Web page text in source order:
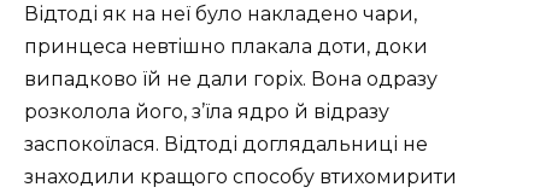
Відтоді як на неї було накладено чари,
принцеса невтішно плакала доти, доки
випадково їй не дали горіх. Вона одразу
розколола його, з’їла ядро й відразу
заспокоїлася. Відтоді доглядальниці не
знаходили кращого способу втихомирити